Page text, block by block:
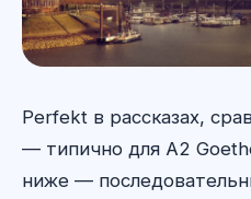
Perfekt в рассказах,
— типично для A2
ниже —